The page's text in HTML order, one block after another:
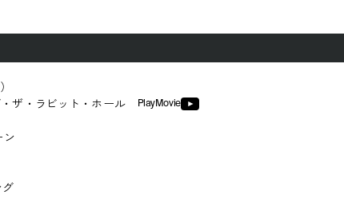
ザ・ラビット・ホール PlayMovie
ン